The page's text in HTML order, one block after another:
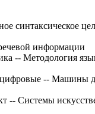
синтаксическое
информации
-- Методология
-- Машины
-- Системы